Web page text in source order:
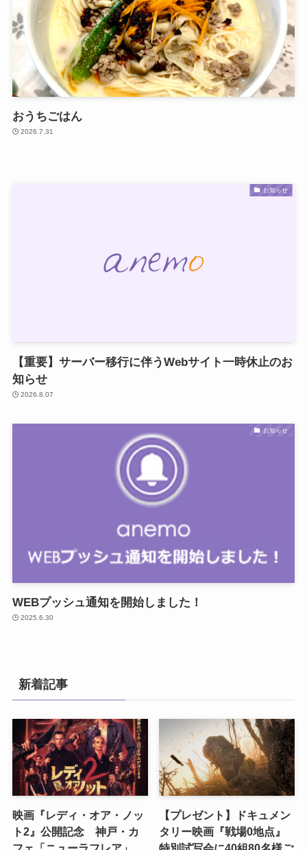
おうちごはん
2026.7.31
お知らせ
【重要】サーバー移行に伴うWebサイト一時休止のお
知らせ
2026.8.07
お知らせ
WEBプッシュ通知を開始しました！
2025.6.30
新着記事
映画『レディ・オア・ノッ
ト2』公開記念 神戸・カ
【プレゼント】ドキュメン
タリー映画『戦場0地点』